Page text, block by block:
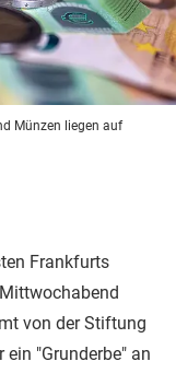
Münzen liegen auf
Frankfurts
von der Stiftung
ein "Grunderbe" an